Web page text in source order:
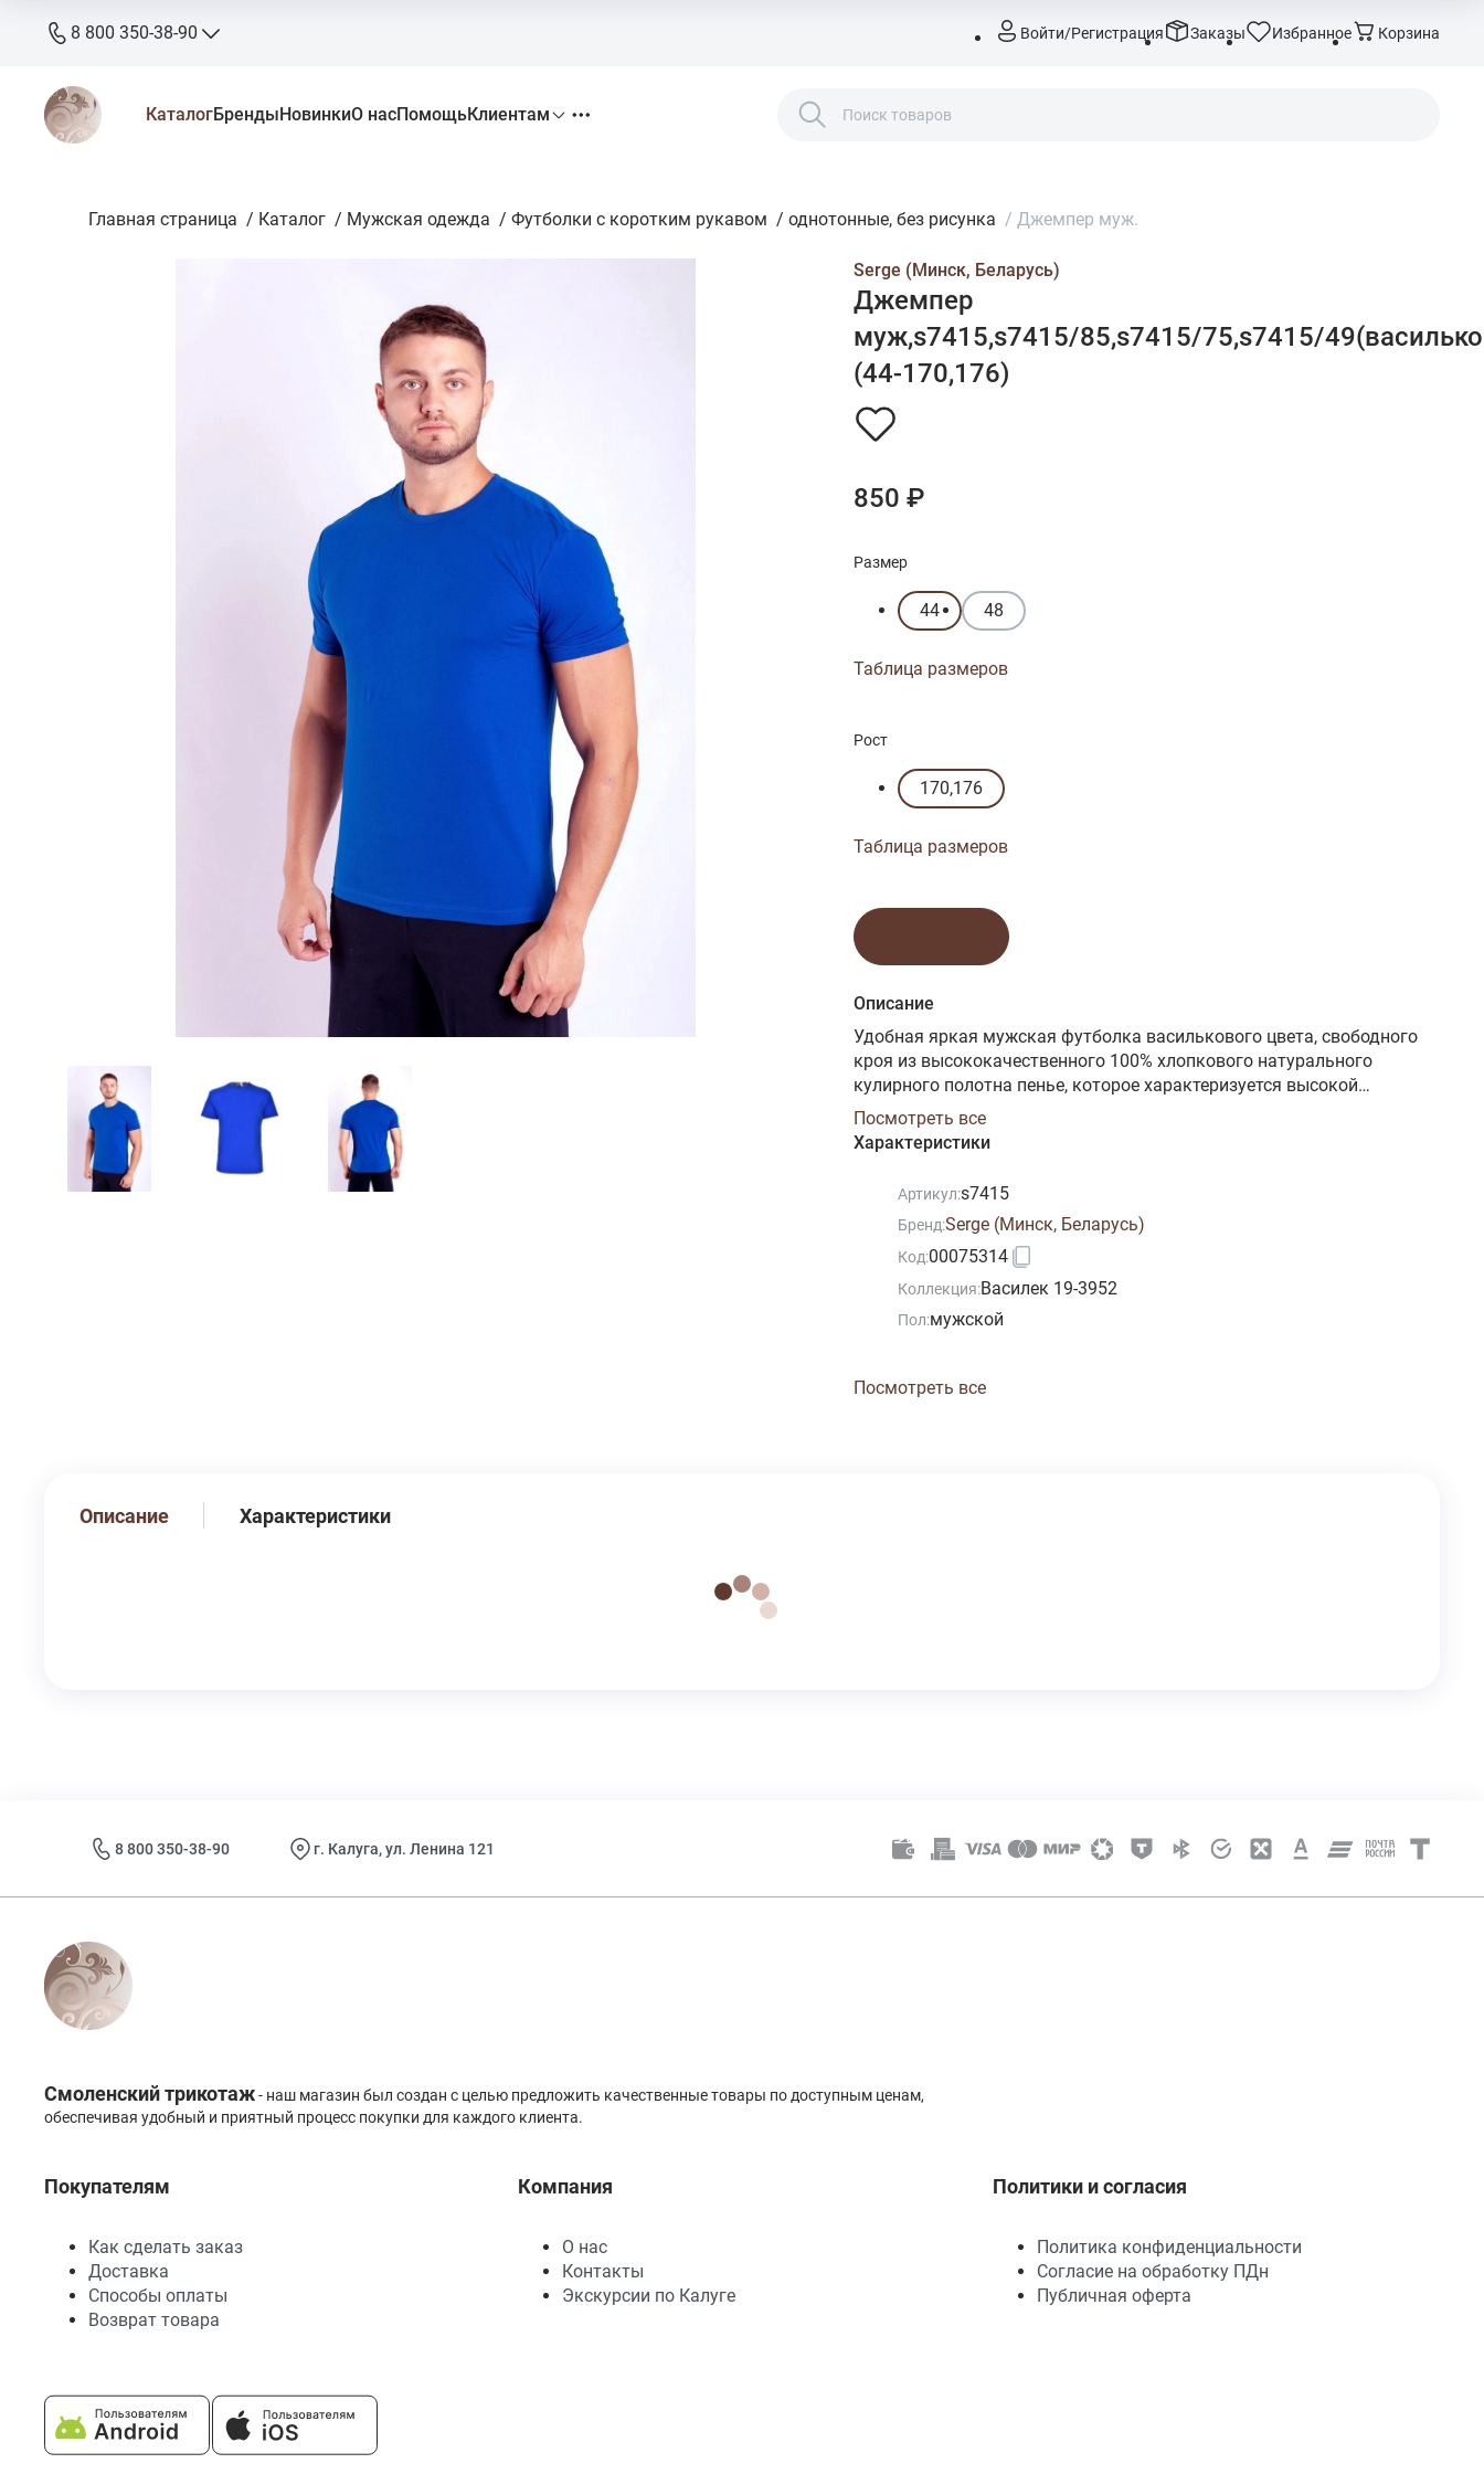
8 800 350-38-90
бесплатно
zakaz@stkaluga.ru
Войти/Регистрация Заказы Избранное Корзина
КаталогБрендыНовинкиО насПомощьКлиентам
Главная страница / Каталог / Мужская одежда / Футболки с коротким рукавом / однотонные, без рисунка / Джемпер муж.
Serge (Минск, Беларусь)
Джемпер
муж,s7415,s7415/85,s7415/75,s7415/
(44-170,176)
850 ₽
Размер
44 48
Таблица размеров
Рост
170,176
Таблица размеров
Описание
Удобная яркая мужская футболка василькового цвета, свободного
кроя из высококачественного 100% хлопкового натурального
кулирного полотна пенье, которое характеризуется высокой
гигроскопичностью, воздухопроницаемостью, безопасностью для
здоровья, гигиеничностью. Удачная конструкция, надежные
эластичные швы, текстурированные нити, специальные закрепки на
швах - гарантия долговечности изделия при соблюдении правил по
уходу за ним. Модель s7415
Посмотреть все
Характеристики
Артикул:s7415
Бренд:Serge (Минск, Беларусь)
Код:00075314
Коллекция:Василек 19-3952
Пол:мужской
Посмотреть все
Описание Характеристики
8 800 350-38-90 г. Калуга, ул. Ленина 121
Смоленский трикотаж- наш магазин был создан с целью предложить качественные товары по доступным ценам,
обеспечивая удобный и приятный процесс покупки для каждого клиента.
Покупателям
Как сделать заказ
Доставка
Способы оплаты
Возврат товара
Компания
О нас
Контакты
Экскурсии по Калуге
Политики и согласия
Политика конфиденциальности
Согласие на обработку ПДн
Публичная оферта